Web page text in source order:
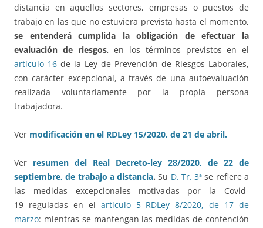
distancia en aquellos sectores, empresas o puestos de
trabajo en las que no estuviera prevista hasta el momento,
se entenderá cumplida la obligación de efectuar la
evaluación de riesgos, en los términos previstos en el
artículo 16 de la Ley de Prevención de Riesgos Laborales,
con carácter excepcional, a través de una autoevaluación
realizada voluntariamente por la propia persona
trabajadora.
Ver modificación en el RDLey 15/2020, de 21 de abril.
Ver resumen del Real Decreto-ley 28/2020, de 22 de
septiembre, de trabajo a distancia.Su D. Tr. 3ª se refiere a
las medidas excepcionales motivadas por la Covid-
19 reguladas en el artículo 5 RDLey 8/2020, de 17 de
marzo: mientras se mantengan las medidas de contención